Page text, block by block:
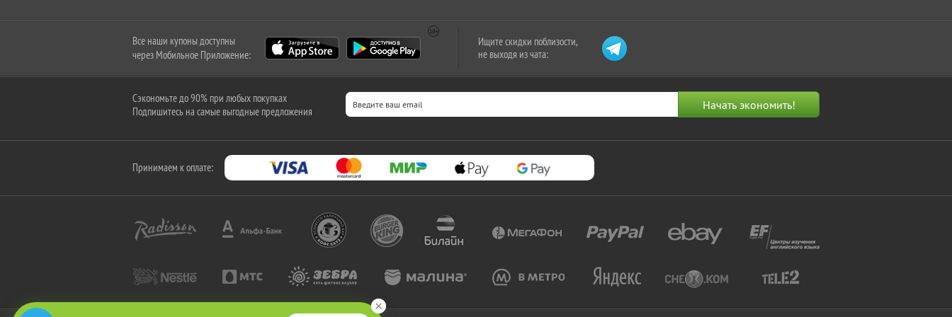
Все наши купоны доступны
через Мобильное Приложение:
Ищите скидки поблизости,
не выходя из чата:
Сэкономьте до 90% при любых покупках
Подпишитесь на самые выгодные предложения
Принимаем к оплате: